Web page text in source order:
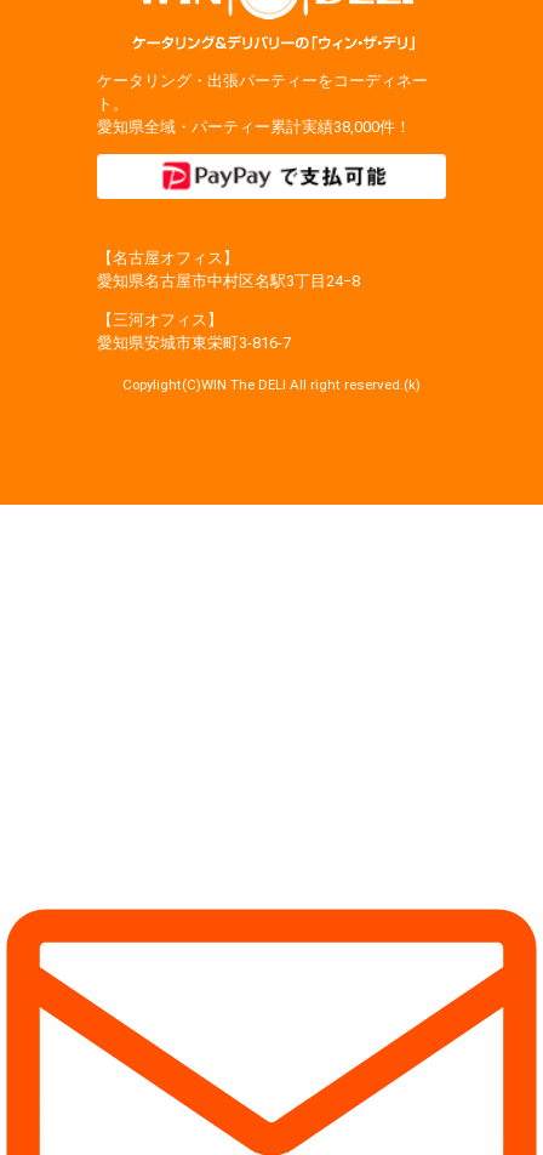
ケータリング・出張パーティーをコーディネー
ト。
愛知県全域・パーティー累計実績38,000件！
【名古屋オフィス】
愛知県名古屋市中村区名駅3丁目24−8
【三河オフィス】
愛知県安城市東栄町3‐816‐7
Copylight(C)WIN The DELI All right reserved.(k)